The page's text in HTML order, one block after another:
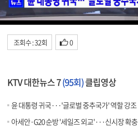
조회수 : 32회 0
KTV 대한뉴스 7(95회)클립영상
윤 대통령 귀국···'글로벌 중추국가' 역할 강조
아세안·G20 순방 '세일즈 외교'···신시장 확충